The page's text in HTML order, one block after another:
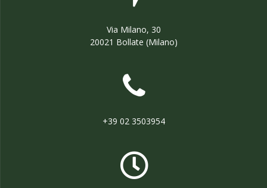
Via Milano, 30
20021 Bollate (Milano)
+39 02 3503954